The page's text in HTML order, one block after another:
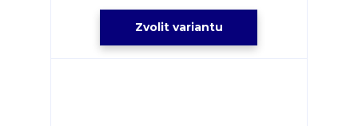
Zvolit variantu